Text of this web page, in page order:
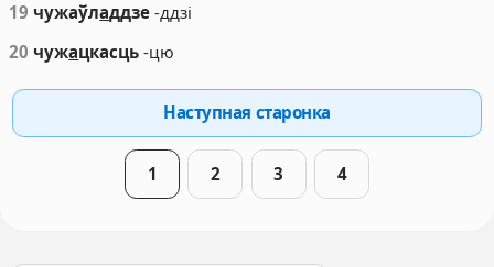
19 чужаўладдзе -ддзі
20 чужацкасць -цю
Наступная старонка
1 2 3 4